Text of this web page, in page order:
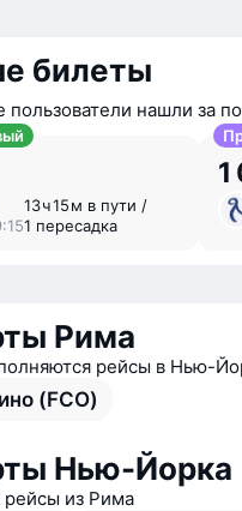
билеты
нашли за
13 ⁠ч 15 ⁠м в пути /
1 пересадка
1
Рима
рейсы в Нью-
(FCO)
Нью-Йорка
из Рима